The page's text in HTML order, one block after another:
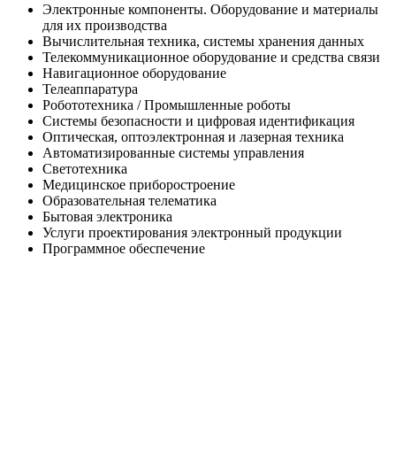
Электронные компоненты. Оборудование и материалы
для их производства
Вычислительная техника, системы хранения данных
Телекоммуникационное оборудование и средства связи
Навигационное оборудование
Телеаппаратура
Робототехника / Промышленные роботы
Системы безопасности и цифровая идентификация
Оптическая, оптоэлектронная и лазерная техника
Автоматизированные системы управления
Светотехника
Медицинское приборостроение
Образовательная телематика
Бытовая электроника
Услуги проектирования электронный продукции
Программное обеспечение